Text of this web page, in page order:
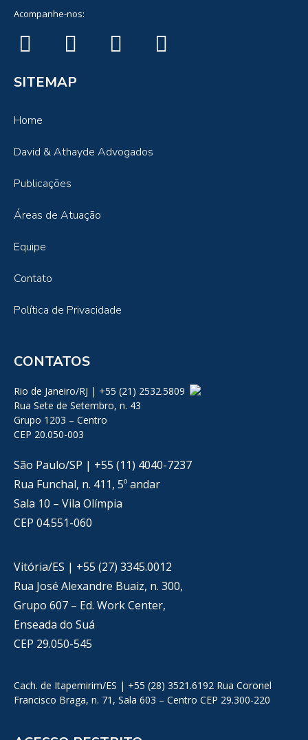
Acompanhe-nos:
SITEMAP
Home
David & Athayde Advogados
Publicações
Áreas de Atuação
Equipe
Contato
Política de Privacidade
CONTATOS
Rio de Janeiro/RJ | +55 (21) 2532.5809
Rua Sete de Setembro, n. 43
Grupo 1203 – Centro
CEP 20.050-003
São Paulo/SP | +55 (11) 4040-7237
Rua Funchal, n. 411, 5º andar
Sala 10 – Vila Olímpia
CEP 04.551-060
Vitória/ES | +55 (27) 3345.0012
Rua José Alexandre Buaiz, n. 300,
Grupo 607 – Ed. Work Center,
Enseada do Suá
CEP 29.050-545
Cach. de Itapemirim/ES | +55 (28) 3521.6192 Rua Coronel
Francisco Braga, n. 71, Sala 603 – Centro CEP 29.300-220